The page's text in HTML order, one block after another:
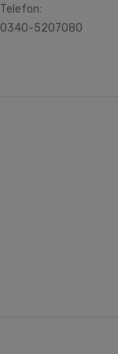
Telefon:
0340-5207080